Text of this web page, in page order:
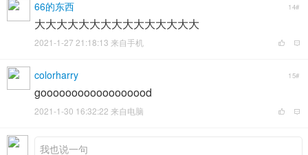
66的东西 14#
大大大大大大大大大大大大大大大
2021-1-27 21:18:13 来自手机
colorharry 15#
goooooooooooooooood
2021-1-30 16:32:22 来自电脑